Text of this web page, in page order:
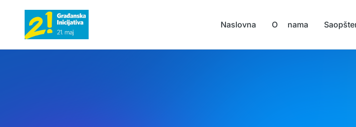
Naslovna O nama